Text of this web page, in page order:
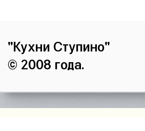
"Кухни Ступино"
© 2008 года.